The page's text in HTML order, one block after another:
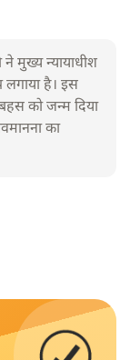
मुख्य न्यायाधीश
है। इस
को जन्म दिया
का